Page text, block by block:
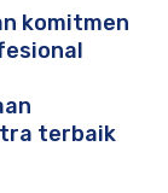
komitmen
terbaik